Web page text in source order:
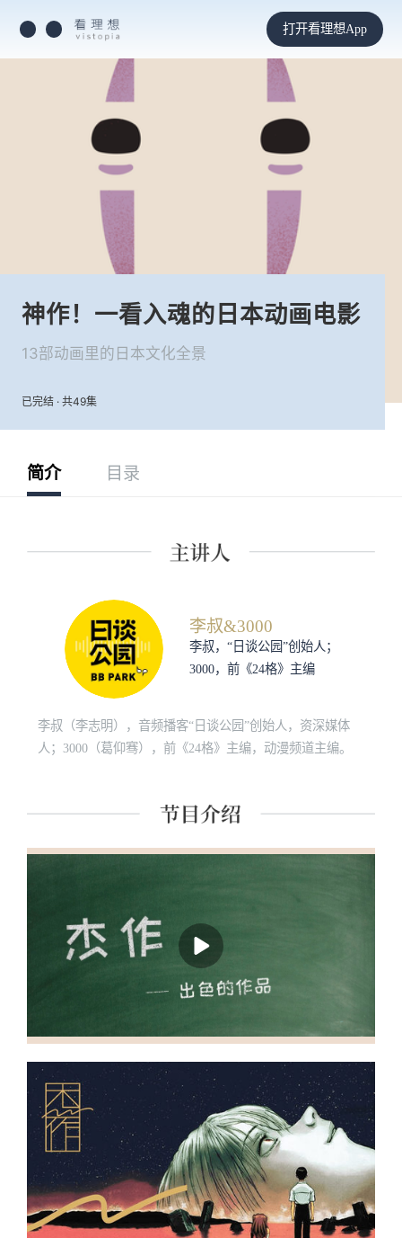
打开看理想App
神作！一看入魂的日本动画电影
13部动画里的日本文化全景
已完结 · 共49集
简介 目录
李叔&3000
李叔，“日谈公园”创始人；
3000，前《24格》主编
李叔（李志明），音频播客“日谈公园”创始人，资深媒体
人；3000（葛仰骞），前《24格》主编，动漫频道主编。